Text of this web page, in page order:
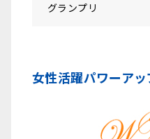
グランプリ
女性活躍パワーア